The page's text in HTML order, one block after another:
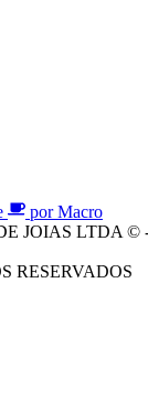
por Macro
JOIAS LTDA ©
RESERVADOS